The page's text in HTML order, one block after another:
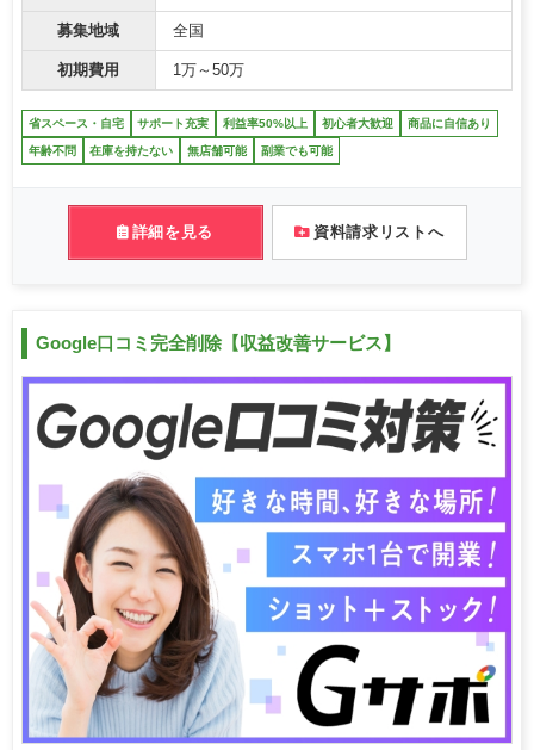
募集地域 全国
初期費用 1万～50万
省スペース・自宅 サポート充実 利益率50%以上 初心者大歓迎 商品に自信あり
年齢不問 在庫を持たない 無店舗可能 副業でも可能
詳細を見る 資料請求リストへ
Google口コミ完全削除【収益改善サービス】